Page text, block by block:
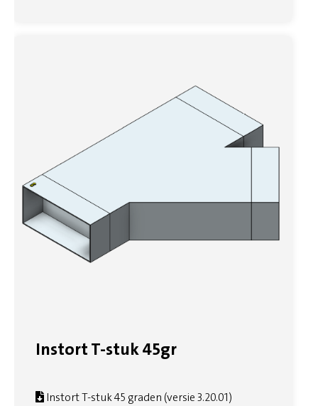
Instort T-stuk 45gr
Instort T-stuk 45 graden (versie 3.20.01)